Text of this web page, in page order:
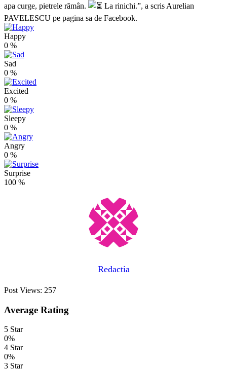
apa curge, pietrele rămân.
La rinichi.”, a scris Aurelian
PAVELESCU pe pagina sa de Facebook.
Happy
0 %
Sad
0 %
Excited
0 %
Sleepy
0 %
Angry
0 %
Surprise
100 %
Redactia
Post Views: 257
Average Rating
5 Star
0%
4 Star
0%
3 Star